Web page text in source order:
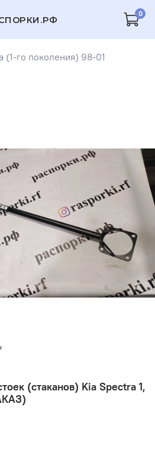
0
(1-го поколения) 98-01
(стаканов) Kia Spectra 1,